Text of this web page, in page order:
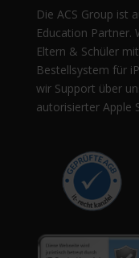
Die ACS Group ist
Education Partner.
Eltern & Schüler
Bestellsystem für
wir Support über
autorisierter Apple